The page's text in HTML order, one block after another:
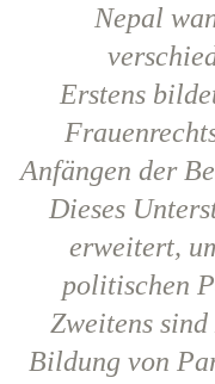
Nepal
Erstens
Anfängen der
Dieses
erweitert,
politischen
Zweitens
Bildung von